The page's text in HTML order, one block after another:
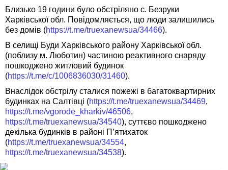
Близько 19 години було обстріляно с. Безруки
Харківської обл. Повідомляється, що люди залишились
без домів (https://t.me/truexanewsua/34466).
В селищі Буди Харківського району Харківської обл.
(поблизу м. Люботин) частиною реактивного снаряду
пошкоджено житловий будинок
(https://t.me/c/1006836030/31460).
Внаслідок обстрілу сталися пожежі в багатоквартирних
будинках на Салтівці (https://t.me/truexanewsua/34469,
https://t.me/vgorode_kharkiv/46506,
https://t.me/truexanewsua/34540), суттєво пошкоджено
декілька будинків в районі П’ятихаток
(https://t.me/truexanewsua/34554,
https://t.me/truexanewsua/34538).